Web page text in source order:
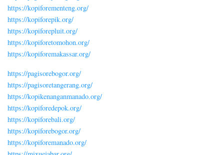
https://kopiforementeng.org/
https://kopiforepik.org/
https://kopiforepluit.org/
https://kopiforetomohon.org/
https://kopiforemakassar.org/
https://pagisorebogor.org/
https://pagisoretangerang.org/
https://kopikenanganmanado.org/
https://kopiforedepok.org/
https://kopiforebali.org/
https://kopiforebogor.org/
https://kopiforemanado.org/